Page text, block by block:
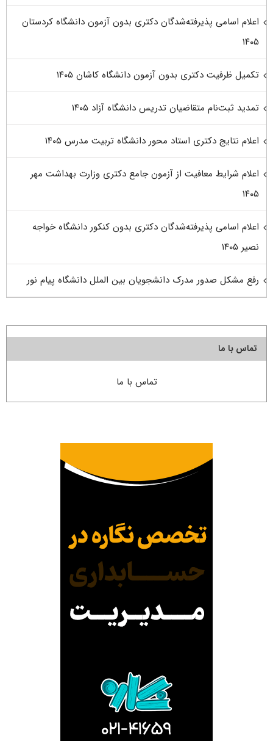
اعلام اسامی پذیرفته‌شدگان دکتری بدون آزمون دانشگاه کردستان
۱۴۰۵
تکمیل ظرفیت دکتری بدون آزمون دانشگاه کاشان ۱۴۰۵
تمدید ثبت‌نام متقاضیان تدریس دانشگاه آزاد ۱۴۰۵
اعلام نتایج دکتری استاد محور دانشگاه تربیت مدرس ۱۴۰۵
اعلام شرایط معافیت از آزمون جامع دکتری وزارت بهداشت مهر
۱۴۰۵
اعلام اسامی پذیرفته‌شدگان دکتری بدون کنکور دانشگاه خواجه
نصیر ۱۴۰۵
رفع مشکل صدور مدرک دانشجویان بین الملل دانشگاه پیام نور
تماس با ما
تماس با ما